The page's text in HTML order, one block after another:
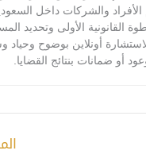
الأفراد والشركات داخل
القانونية الأولى وتحديد
أونلاين بوضوح وحياد
أو ضمانات بنتائج القضايا.